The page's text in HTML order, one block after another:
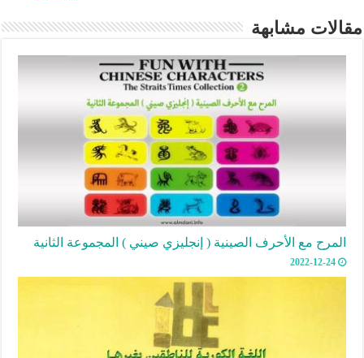
مقالات مشابهة
المرح مع الأحرف الصينية ( إنجليزي صيني ) المجموعة الثانية
2022-12-24